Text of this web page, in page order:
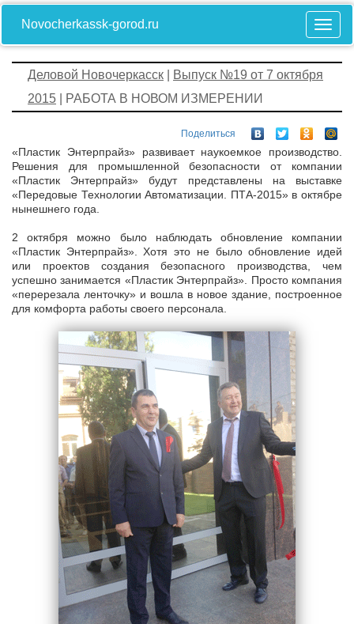
Novocherkassk-gorod.ru
Деловой Новочеркасск
Выпуск №19 от 7 октября
2015 | РАБОТА В НОВОМ ИЗМЕРЕНИИ
Поделиться
«Пластик Энтерпрайз» развивает наукоемкое производство.
Решения для промышленной безопасности от компании
«Пластик Энтерпрайз» будут представлены на выставке
«Передовые Технологии Автоматизации. ПТА-2015» в октябре
нынешнего года.
2 октября можно было наблюдать обновление компании
«Пластик Энтерпрайз». Хотя это не было обновление идей
или проектов создания безопасного производства, чем
успешно занимается «Пластик Энтерпрайз». Просто компания
«перерезала ленточку» и вошла в новое здание, построенное
для комфорта работы своего персонала.